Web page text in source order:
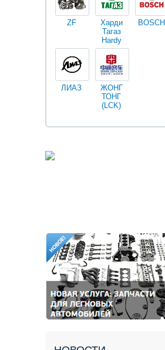
ZF
Харди
Тагаз
Hardy
BOSCH
ЛИАЗ
ЖОНГ
ТОНГ
(LCK)